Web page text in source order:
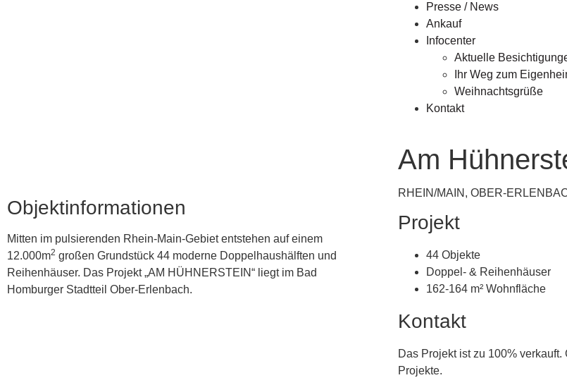
Presse / News
Ankauf
Infocenter
Aktuelle
Ihr Weg zum
Weihnachtsgrüße
Kontakt
Objektinformationen
Mitten im pulsierenden Rhein-Main-Gebiet entstehen auf einem
12.000m2 großen Grundstück 44 moderne Doppelhaushälften und
Reihenhäuser. Das Projekt „AM HÜHNERSTEIN“ liegt im Bad
Homburger Stadtteil Ober-Erlenbach.
Am
RHEIN/MAIN, OBER-
Projekt
44 Objekte
Doppel- & Reihenhäuser
162-164 m² Wohnfläche
Kontakt
Das Projekt ist zu 100%
Projekte.